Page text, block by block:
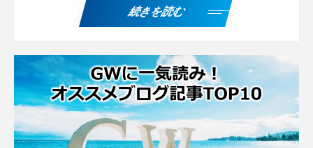
続きを読む